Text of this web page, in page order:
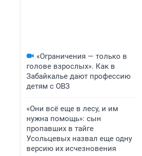
«Ограничения — только в
голове взрослых». Как в
Забайкалье дают профессию
детям с ОВЗ
«Они всё еще в лесу, и им
нужна помощь»: сын
пропавших в тайге
Усольцевых назвал еще одну
версию их исчезновения